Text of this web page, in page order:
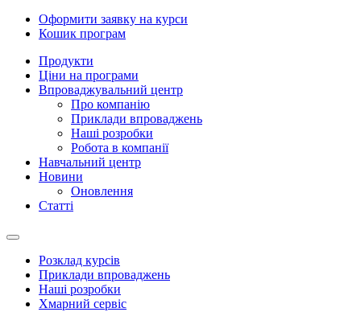
Оформити заявку на курси
Кошик програм
Продукти
Ціни на програми
Впроваджувальний центр
Про компанію
Приклади впроваджень
Наші розробки
Робота в компанії
Навчальний центр
Новини
Оновлення
Статті
Розклад курсів
Приклади впроваджень
Наші розробки
Хмарний сервіс